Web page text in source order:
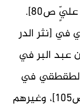
تأمروني أنْ ‌أقتل ‌قاتلي» [مقتل عليٍّ ص80].
في [نثر الدر
ج1 ص204]، وابن عبد البر في
وابن الطقطقي في
[الفخري في الآداب السلطانيَّة ص105]، وغيرهم